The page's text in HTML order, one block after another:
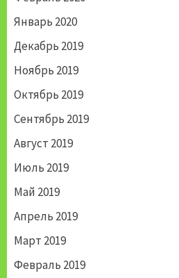
Январь 2020
Декабрь 2019
Ноябрь 2019
Октябрь 2019
Сентябрь 2019
Август 2019
Июль 2019
Май 2019
Апрель 2019
Март 2019
Февраль 2019